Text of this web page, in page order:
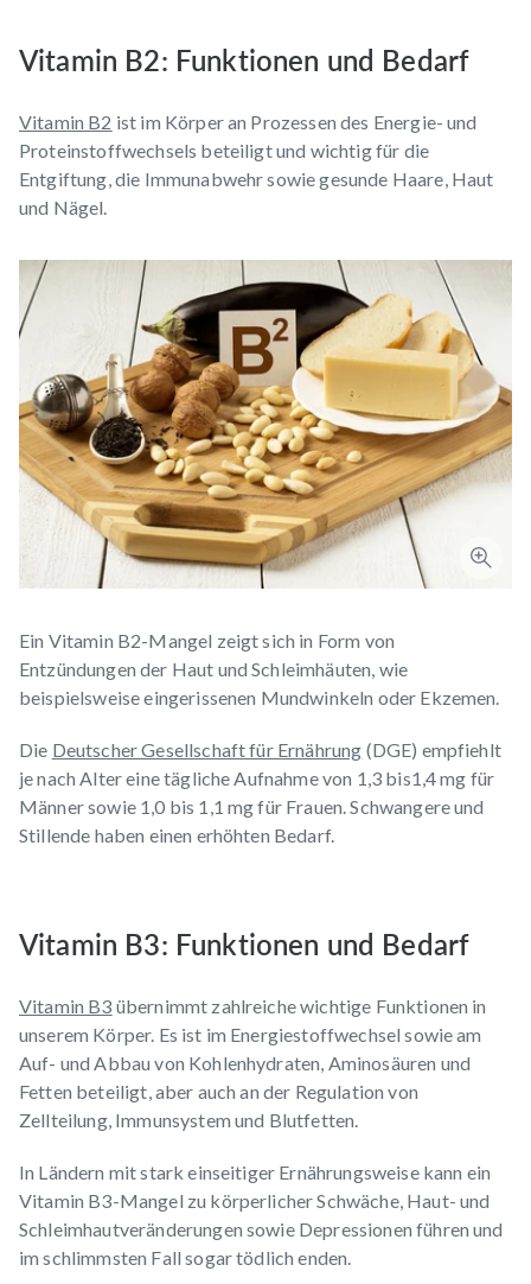
Vitamin B2: Funktionen und Bedarf
Vitamin B2 ist im Körper an Prozessen des Energie- und
Proteinstoffwechsels beteiligt und wichtig für die
Entgiftung, die Immunabwehr sowie gesunde Haare, Haut
und Nägel.
Ein Vitamin B2-Mangel zeigt sich in Form von
Entzündungen der Haut und Schleimhäuten, wie
beispielsweise eingerissenen Mundwinkeln oder Ekzemen.
Die Deutscher Gesellschaft für Ernährung (DGE) empfiehlt
je nach Alter eine tägliche Aufnahme von 1,3 bis1,4 mg für
Männer sowie 1,0 bis 1,1 mg für Frauen. Schwangere und
Stillende haben einen erhöhten Bedarf.
Vitamin B3: Funktionen und Bedarf
Vitamin B3 übernimmt zahlreiche wichtige Funktionen in
unserem Körper. Es ist im Energiestoffwechsel sowie am
Auf- und Abbau von Kohlenhydraten, Aminosäuren und
Fetten beteiligt, aber auch an der Regulation von
Zellteilung, Immunsystem und Blutfetten.
In Ländern mit stark einseitiger Ernährungsweise kann ein
Vitamin B3-Mangel zu körperlicher Schwäche, Haut- und
Schleimhautveränderungen sowie Depressionen führen und
im schlimmsten Fall sogar tödlich enden.